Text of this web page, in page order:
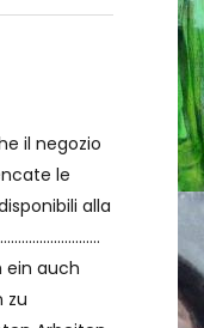
il negozio
le
alla
ein auch
zu